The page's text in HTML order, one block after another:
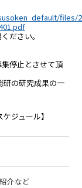
files/
さい。
停止とさせて頂
の研究成果の一
ジュール】
介など